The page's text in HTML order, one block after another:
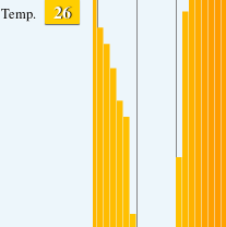
Temp. 26